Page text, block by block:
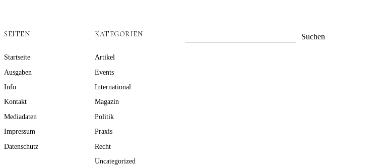
SEITEN
Startseite
Ausgaben
Info
Kontakt
Mediadaten
Impressum
Datenschutz
KATEGORIEN
Artikel
Events
International
Magazin
Politik
Praxis
Recht
Uncategorized
Suchen